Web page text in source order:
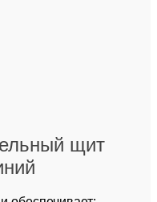
щит